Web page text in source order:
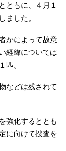
ともに、４月１
ました。
かによって故意
経緯については
匹。
などは残されて
強化するととも
に向けて捜査を